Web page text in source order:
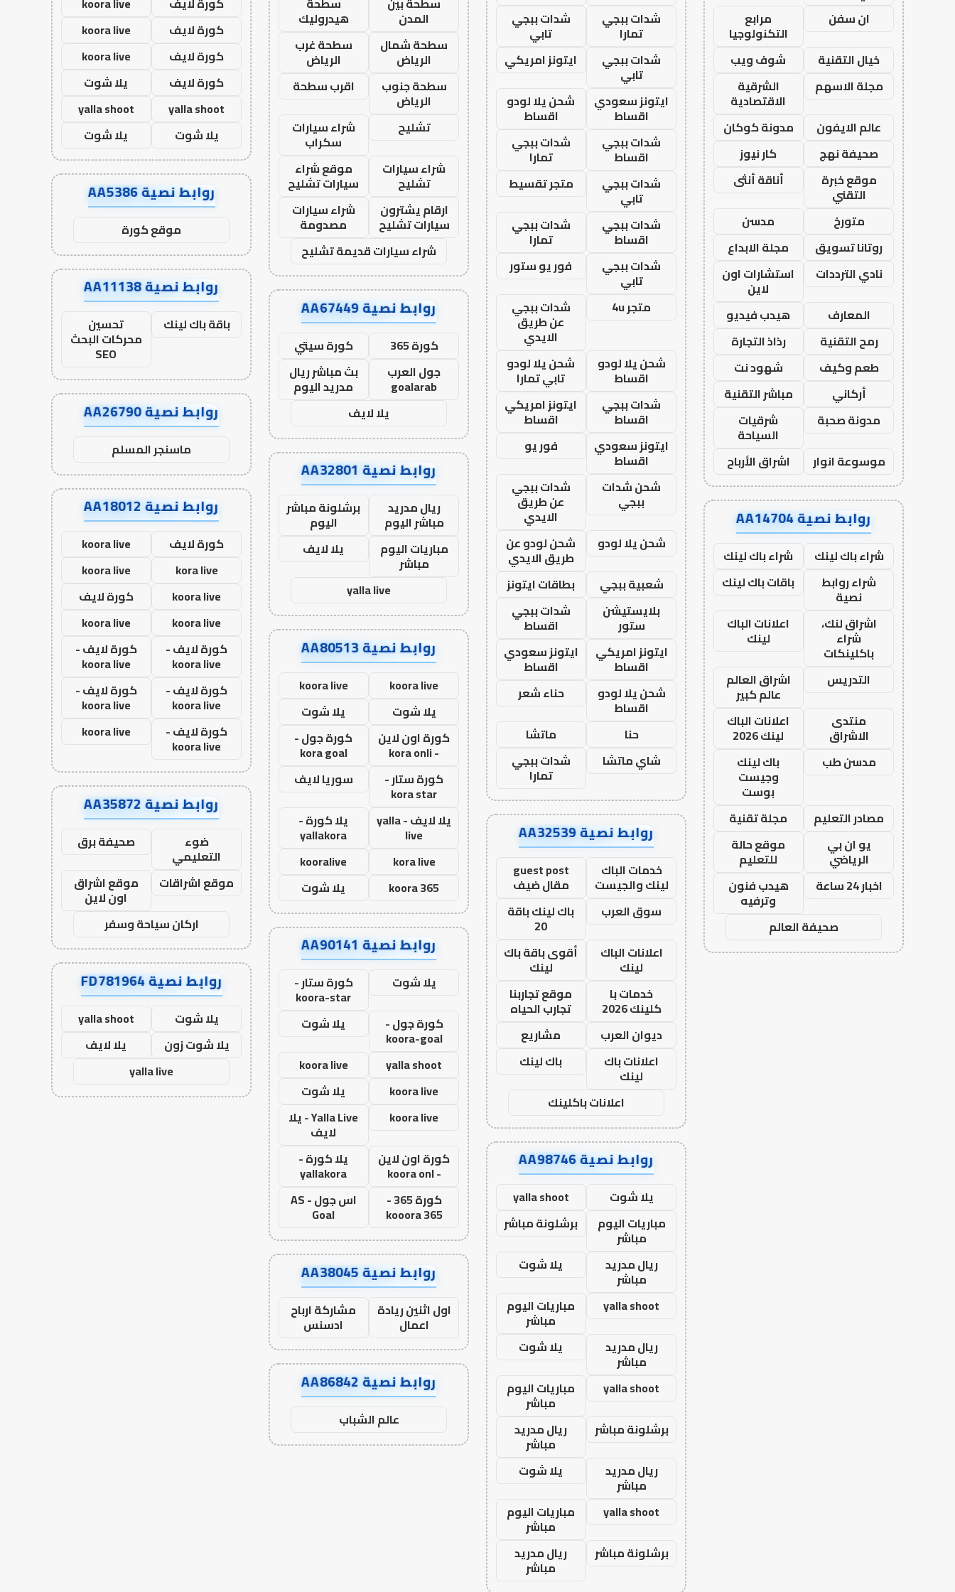
ان سفن
مرابع
التكنولوجيا
خيال التقنية
شوف ويب
مجلة الاسهم
الشرقية
الاقتصادية
عالم الايفون
مدونة كوكان
صحيفة نهج
كار نيوز
موقع خبرة
التقني
أناقة أنثى
متورخ
مدسن
روتانا تسويق
مجلة الابداع
نادي الترددات
استشارات اون
لاين
المعارف
هيدب فيديو
رمح التقنية
رذاذ التجارة
طعم وكيف
شهود نت
أركاني
مباشر التقنية
مدونة صحبة
شرقيات
السياحة
موسوعة انوار
اشراق الأرباح
روابط نصية AA14704
شراء باك لينك
شراء باك لينك
شراء روابط
نصية
باقات باك لينك
اشراق لنك،
شراء
باكلينكات
اعلانات الباك
لينك
التدريس
اشراق العالم
عالم كبير
منتدى
الاشراق
اعلانات الباك
لينك 2026
مدسن طب
باك لينك
وجيست
بوست
مصادر التعليم
مجلة تقنية
يو ان بي
الرياضي
موقع حالة
للتعليم
اخبار 24 ساعة
هيدب فنون
وترفيه
صحيفة العالم
شدات ببجي
تمارا
شدات ببجي
تابي
شدات ببجي
تابي
ايتونز امريكي
ايتونز سعودي
اقساط
شحن يلا لودو
اقساط
شدات ببجي
اقساط
شدات ببجي
تمارا
شدات ببجي
تابي
متجر تقسيط
شدات ببجي
اقساط
شدات ببجي
تمارا
شدات ببجي
تابي
فور يو ستور
متجر 4u
شدات ببجي
عن طريق
الايدي
شحن يلا لودو
اقساط
شحن يلا لودو
تابي تمارا
شدات ببجي
اقساط
ايتونز امريكي
اقساط
ايتونز سعودي
اقساط
فور يو
شحن شدات
ببجي
شدات ببجي
عن طريق
الايدي
شحن يلا لودو
شحن لودو عن
طريق الايدي
شعبية ببجي
بطاقات ايتونز
بلايستيشن
ستور
شدات ببجي
اقساط
ايتونز امريكي
اقساط
ايتونز سعودي
اقساط
شحن يلا لودو
اقساط
حناء شعر
حنا
ماتشا
شاي ماتشا
شدات ببجي
تمارا
روابط نصية AA32539
خدمات الباك
لينك والجيست
guest post
مقال ضيف
سوق العرب
باك لينك باقة
20
اعلانات الباك
لينك
أقوى باقة باك
لينك
خدمات با
كلينك 2026
موقع تجاربنا
تجارب الحياه
ديوان العرب
مشاريع
اعلانات باك
لينك
باك لينك
اعلانات باكلينك
روابط نصية AA98746
يلا شوت
yalla shoot
مباريات اليوم
مباشر
برشلونة مباشر
ريال مدريد
مباشر
يلا شوت
yalla shoot
مباريات اليوم
مباشر
ريال مدريد
مباشر
يلا شوت
yalla shoot
مباريات اليوم
مباشر
برشلونة مباشر
ريال مدريد
مباشر
ريال مدريد
مباشر
يلا شوت
yalla shoot
مباريات اليوم
مباشر
برشلونة مباشر
ريال مدريد
مباشر
المدن
هيدروليك
سطحة شمال
الرياض
سطحة غرب
الرياض
سطحة جنوب
الرياض
اقرب سطحة
تشليح
شراء سيارات
سكراب
شراء سيارات
تشليح
موقع شراء
سيارات تشليح
ارقام يشترون
سيارات تشليح
شراء سيارات
مصدومة
شراء سيارات قديمة تشليح
روابط نصية AA67449
كورة 365
كورة سيتي
جول العرب
goalarab
بث مباشر ريال
مدريد اليوم
يلا لايف
روابط نصية AA32801
ريال مدريد
مباشر اليوم
برشلونة مباشر
اليوم
مباريات اليوم
مباشر
يلا لايف
yalla live
روابط نصية AA80513
koora live
koora live
يلا شوت
يلا شوت
كورة اون لاين
- kora onli
كورة جول -
kora goal
كورة ستار -
kora star
سوريا لايف
يلا لايف - yalla
live
يلا كورة -
yallakora
kora live
kooralive
koora 365
يلا شوت
روابط نصية AA90141
يلا شوت كورة ستار -
koora-star
كورة جول -
koora-goal
يلا شوت
yalla shoot
koora live
koora live
يلا شوت
koora live
Yalla Live - يلا
لايف
كورة اون لاين
- koora onl
يلا كورة -
yallakora
كورة 365 -
kooora 365
اس جول - AS
Goal
روابط نصية AA38045
اول اثنين ريادة
اعمال
مشاركة ارباح
ادسنس
روابط نصية AA86842
عالم الشباب
كورة لايف
koora live
كورة لايف
koora live
كورة لايف
يلا شوت
yalla shoot
yalla shoot
يلا شوت
يلا شوت
روابط نصية AA5386
موقع كورة
روابط نصية AA11138
باقة باك لينك تحسين
محركات البحث
SEO
روابط نصية AA26790
ماسنجر المسلم
روابط نصية AA18012
كورة لايف
koora live
kora live
koora live
koora live
كورة لايف
koora live
koora live
كورة لايف -
koora live
كورة لايف -
koora live
كورة لايف -
koora live
كورة لايف -
koora live
كورة لايف -
koora live
koora live
روابط نصية AA35872
ضوء
التعليمي
صحيفة برق
موقع اشراقات
موقع اشراق
اون لاين
اركان سياحة وسفر
روابط نصية FD781964
يلا شوت
yalla shoot
يلا شوت زون
يلا لايف
yalla live